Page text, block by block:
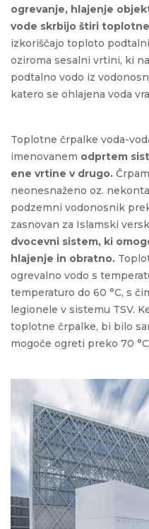
ogrevanje, hlajenje
vode skrbijo štiri
izkoriščajo toploto
oziroma sesalni vrtini, ki
podtalno vodo iz
katero se ohlajena voda
Toplotne črpalke voda-
imenovanem odprtem
ene vrtine v drugo.
neonesnaženo oz.
podzemni vodonosnik
zasnovan za Islamski
dvocevni sistem, ki
hlajenje in obratno.
ogrevalno vodo s
temperaturo do 60 °C, s
legionele v sistemu TSV.
toplotne črpalke, bi bilo
mogoče ogreti preko 70